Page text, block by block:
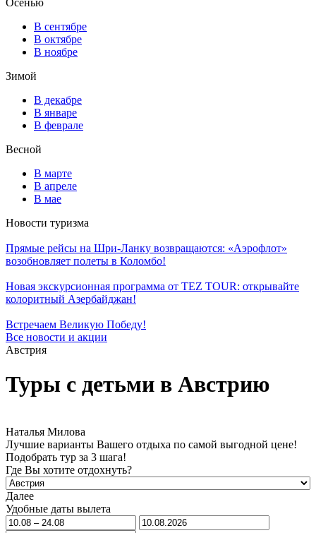
Осенью
В сентябре
В октябре
В ноябре
Зимой
В декабре
В январе
В феврале
Весной
В марте
В апреле
В мае
Новости туризма
Прямые рейсы на Шри-Ланку возвращаются: «Аэрофлот»
возобновляет полеты в Коломбо!
Новая экскурсионная программа от TEZ TOUR: открывайте
колоритный Азербайджан!
Встречаем Великую Победу!
Все новости и акции
Австрия
Туры с детьми в Австрию
Наталья Милова
Лучшие варианты Вашего отдыха по самой выгодной цене!
Подобрать тур за 3 шага!
Где Вы хотите отдохнуть?
Далее
Удобные даты вылета